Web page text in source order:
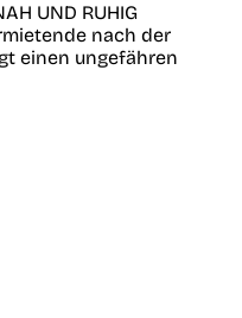
UND RUHIG
nach der
einen ungefähren